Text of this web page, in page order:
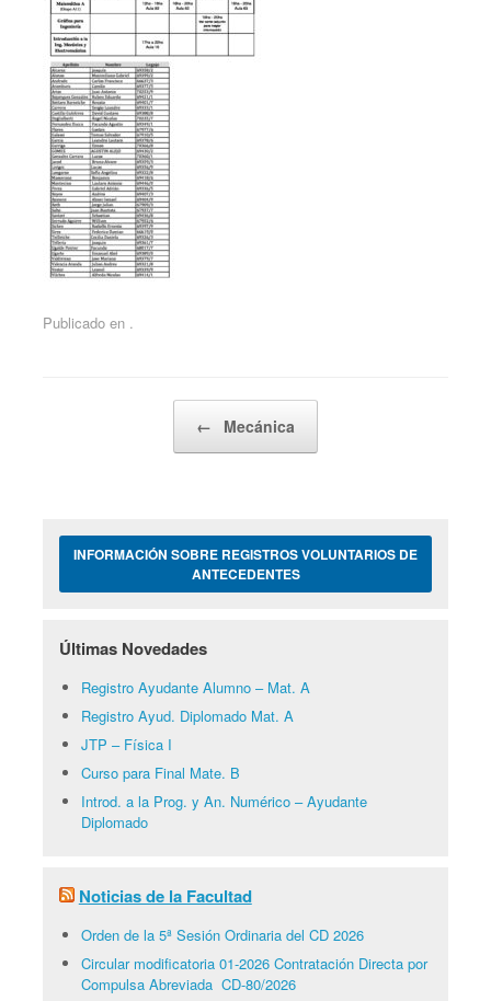
Publicado en .
← Mecánica
INFORMACIÓN SOBRE REGISTROS VOLUNTARIOS DE
ANTECEDENTES
Últimas Novedades
Registro Ayudante Alumno – Mat. A
Registro Ayud. Diplomado Mat. A
JTP – Física I
Curso para Final Mate. B
Introd. a la Prog. y An. Numérico – Ayudante
Diplomado
Noticias de la Facultad
Orden de la 5ª Sesión Ordinaria del CD 2026
Circular modificatoria 01-2026 Contratación Directa por
Compulsa Abreviada CD-80/2026